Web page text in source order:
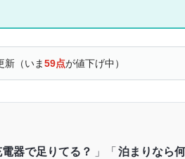
新（いま59点が値下げ中）
器で足りてる？ 」「 泊まりなら何